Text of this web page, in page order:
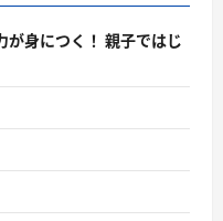
が身につく！ 親子ではじ